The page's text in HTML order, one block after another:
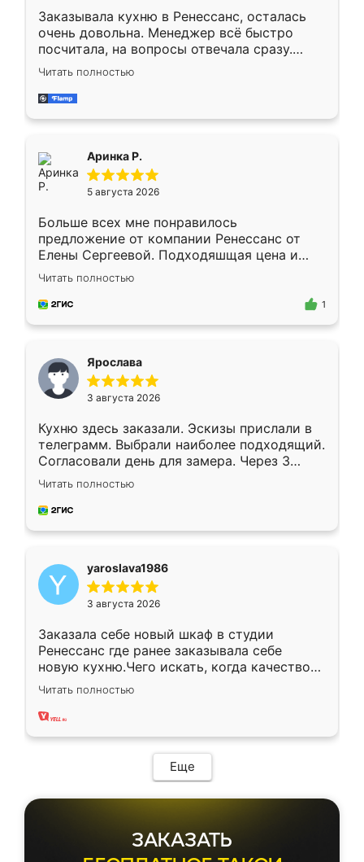
Заказывала кухню в Ренессанс, осталась
очень довольна. Менеджер всё быстро
посчитала, на вопросы отвечала сразу.
Замерщик приехал в субботу, подошёл к
делу со всей ответственностью. Собрали
за день, ребята работали аккуратно, даже
Читать полностью
Аринка Р.
5 августа 2026
Больше всех мне понравилось
предложение от компании Ренессанс от
Елены Сергеевой. Подходяшщая цена и
короткие сроки изготовления. Приехавший
для замера сотрудник Владислав
предложил по моему эскизу самый
Читать полностью
1
Ярослава
3 августа 2026
Кухню здесь заказали. Эскизы прислали в
телеграмм. Выбрали наиболее подходящий.
Согласовали день для замера. Через 3
недели кухня была уже готова. Остались
довольны работой. Спасибо Ренессанс
мебель за качественную работу!
Читать полностью
yaroslava1986
3 августа 2026
Заказала себе новый шкаф в студии
Ренессанс где ранее заказывала себе
новую кухню.Чего искать, когда качеством
вполне довольна. Служит кухня уже почти
два года, нареканий нет.
Читать полностью
Еще
ЗАКАЗАТЬ